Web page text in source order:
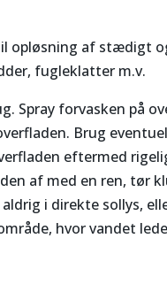
til opløsning af stædigt
fugleklatter m.v.
Spray forvasken på
Brug
eftermed
af med en ren, tør
i direkte sollys,
hvor vandet